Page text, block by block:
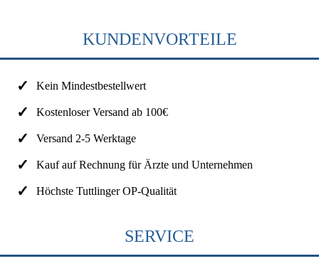
KUNDENVORTEILE
Kein Mindestbestellwert
Kostenloser Versand ab 100€
Versand 2-5 Werktage
Kauf auf Rechnung für Ärzte und Unternehmen
Höchste Tuttlinger OP-Qualität
SERVICE